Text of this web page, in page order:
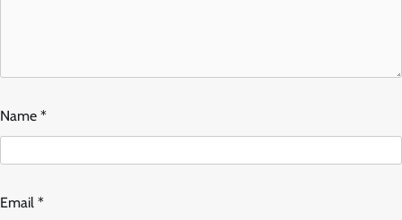
Name *
Email *